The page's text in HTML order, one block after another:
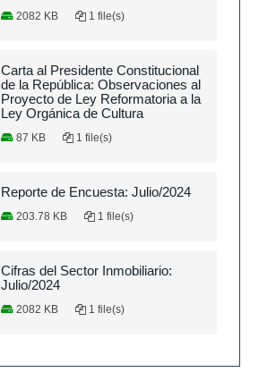
2082 KB 1 file(s)
Carta al Presidente Constitucional
de la República: Observaciones al
Proyecto de Ley Reformatoria a la
Ley Orgánica de Cultura
87 KB 1 file(s)
Reporte de Encuesta: Julio/2024
203.78 KB 1 file(s)
Cifras del Sector Inmobiliario:
Julio/2024
2082 KB 1 file(s)